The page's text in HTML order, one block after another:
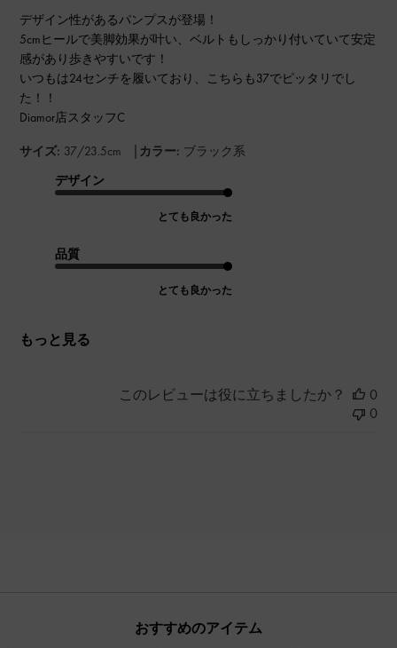
デザイン性があるパンプスが登場！
5cmヒールで美脚効果が叶い、ベルトもしっかり付いていて安定
感があり歩きやすいです！
いつもは24センチを履いており、こちらも37でピッタリでし
た！！
Diamor店スタッフC
サイズ: 37/23.5cm | カラー: ブラック系
デザイン
とても良かった
品質
とても良かった
もっと見る
このレビューは役に立ちましたか？
0
0
おすすめのアイテム